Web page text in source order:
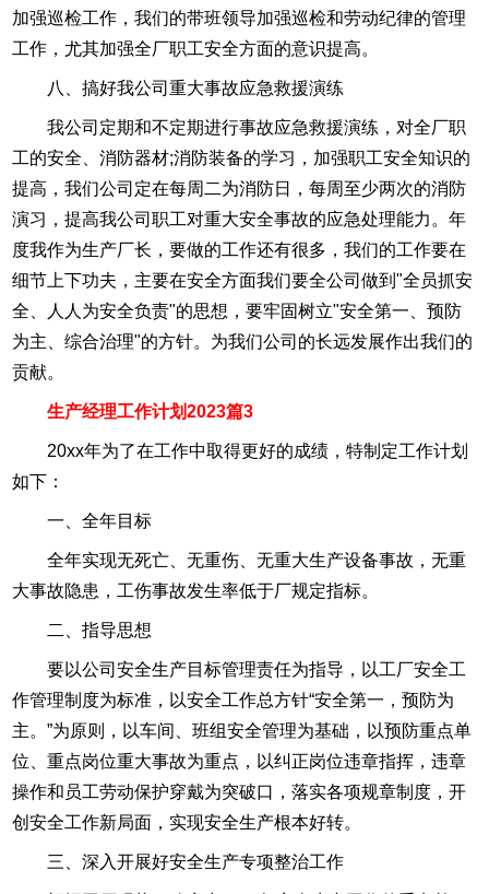
加强巡检工作，我们的带班领导加强巡检和劳动纪律的管理
工作，尤其加强全厂职工安全方面的意识提高。
八、搞好我公司重大事故应急救援演练
我公司定期和不定期进行事故应急救援演练，对全厂职
工的安全、消防器材;消防装备的学习，加强职工安全知识的
提高，我们公司定在每周二为消防日，每周至少两次的消防
演习，提高我公司职工对重大安全事故的应急处理能力。年
度我作为生产厂长，要做的工作还有很多，我们的工作要在
细节上下功夫，主要在安全方面我们要全公司做到"全员抓安
全、人人为安全负责"的思想，要牢固树立"安全第一、预防
为主、综合治理"的方针。为我们公司的长远发展作出我们的
贡献。
生产经理工作计划2023篇3
20xx年为了在工作中取得更好的成绩，特制定工作计划
如下：
一、全年目标
全年实现无死亡、无重伤、无重大生产设备事故，无重
大事故隐患，工伤事故发生率低于厂规定指标。
二、指导思想
要以公司安全生产目标管理责任为指导，以工厂安全工
作管理制度为标准，以安全工作总方针“安全第一，预防为
主。”为原则，以车间、班组安全管理为基础，以预防重点单
位、重点岗位重大事故为重点，以纠正岗位违章指挥，违章
操作和员工劳动保护穿戴为突破口，落实各项规章制度，开
创安全工作新局面，实现安全生产根本好转。
三、深入开展好安全生产专项整治工作